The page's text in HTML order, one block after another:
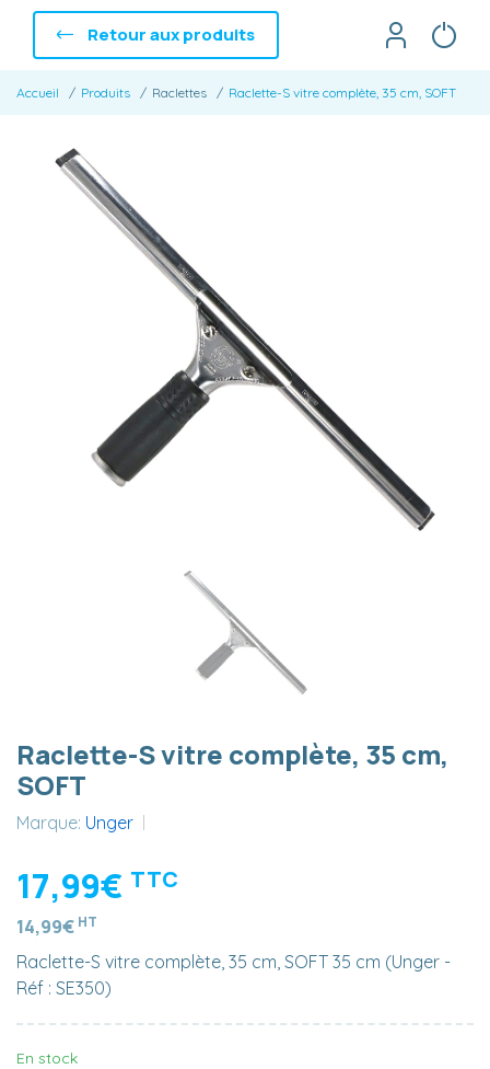
Retour aux produits
Accueil Produits Raclettes Raclette-S vitre complète, 35 cm, SOFT
Raclette-S vitre complète, 35 cm,
SOFT
Marque: Unger
17,99€ TTC
14,99€ HT
Raclette-S vitre complète, 35 cm, SOFT 35 cm (Unger -
Réf : SE350)
En stock